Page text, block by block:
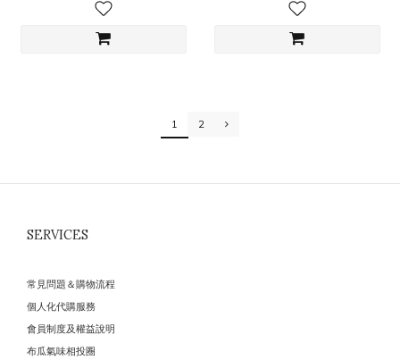
1 2
SERVICES
常見問題＆購物流程
個人化代購服務
會員制度及權益說明
布瓜氣味相投圈